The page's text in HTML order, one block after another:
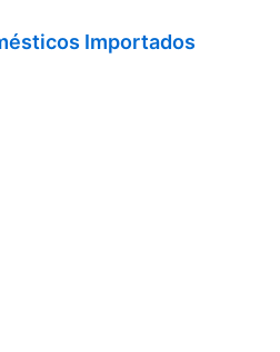
Importados